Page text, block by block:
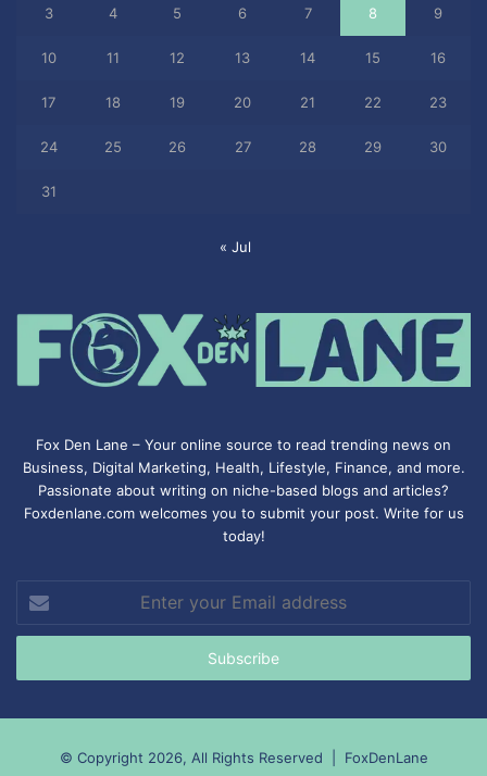
3 4 5 6 7 8 9
10 11 12 13 14 15 16
17 18 19 20 21 22 23
24 25 26 27 28 29 30
31
« Jul
Fox Den Lane – Your online source to read trending news on
Business, Digital Marketing, Health, Lifestyle, Finance, and more.
Passionate about writing on niche-based blogs and articles?
Foxdenlane.com welcomes you to submit your post. Write for us
today!
your
Email
© Copyright 2026, All Rights Reserved | FoxDenLane